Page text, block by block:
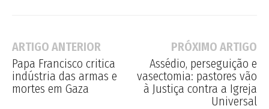
ARTIGO ANTERIOR
Papa Francisco critica
indústria das armas e
mortes em Gaza
PRÓXIMO ARTIGO
Assédio, perseguição e
vasectomia: pastores vão
à Justiça contra a Igreja
Universal